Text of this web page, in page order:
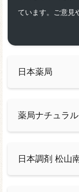
ています。ご意見
日本薬局
薬局ナチュラ
日本調剤 松山